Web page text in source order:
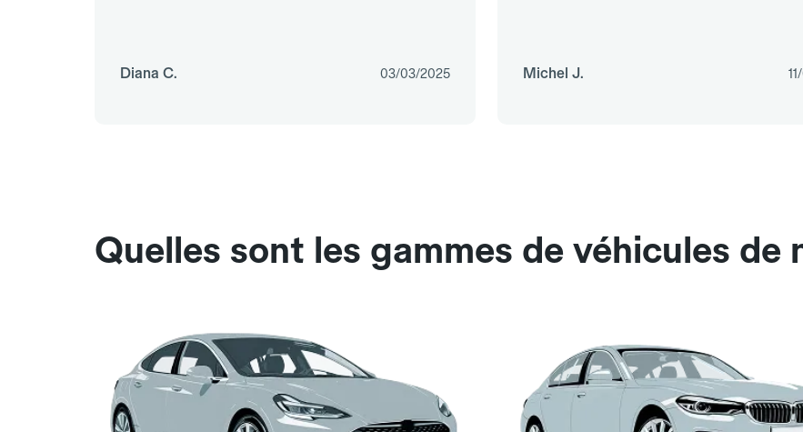
Diana C. 03/03/2025 Michel J.
Quelles sont les gammes de véhicules de